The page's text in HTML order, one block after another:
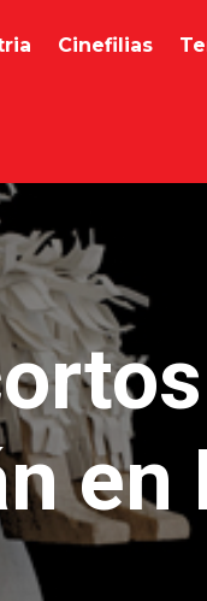
Cinefilias
en